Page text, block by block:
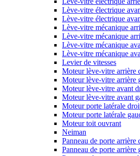
Lève-vitre électrique
Lève-vitre électrique
Lève-vitre mécanique
Lève-vitre mécanique
Lève-vitre mécanique
Lève-vitre mécanique
Levier de vitesses
Moteur lève-vitre arrière
Moteur lève-vitre arrière
Moteur lève-vitre avant
Moteur lève-vitre avant
Moteur porte latérale
Moteur porte latérale
Moteur toit ouvrant
Neiman
Panneau de porte arrière
Panneau de porte arrière